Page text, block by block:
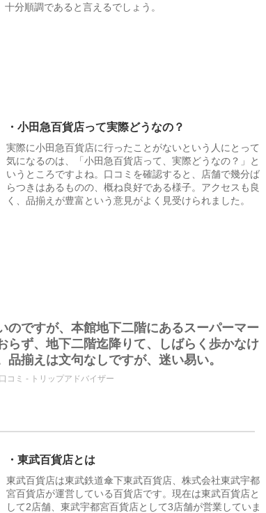
分順調であると言えるでしょう。
・小田急百貨店って実際どうなの？
実際に小田急百貨店に行ったことがないという人にとって
気になるのは、「小田急百貨店って、実際どうなの？」と
いうところですよね。口コミを確認すると、店舗で幾分ば
らつきはあるものの、概ね良好である様子。アクセスも良
く、品揃えが豊富という意見がよく見受けられました。
のですが、本館地下二階にあるスーパーマー
らず、地下二階迄降りて、しばらく歩かなけ
揃えは文句なしですが、迷い易い。
コミ - トリップアドバイザー
・東武百貨店とは
東武百貨店は東武鉄道傘下東武百貨店、株式会社東武宇都
宮百貨店が運営している百貨店です。現在は東武百貨店と
して2店舗、東武宇都宮百貨店として3店舗が営業していま